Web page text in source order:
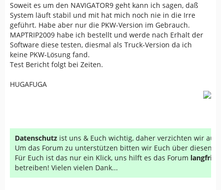
Soweit es um den NAVIGATOR9 geht kann ich sagen, daß
System läuft stabil und mit hat mich noch nie in die Irre
geführt. Habe aber nur die PKW-Version im Gebrauch.
MAPTRIP2009 habe ich bestellt und werde nach Erhalt der
Software diese testen, diesmal als Truck-Version da ich
keine PKW-Lösung fand.
Test Bericht folgt bei Zeiten.
HUGAFUGA
Datenschutz ist uns & Euch wichtig, daher verzichten wir auf
Um das Forum zu unterstützen bitten wir Euch über diesen
Für Euch ist das nur ein Klick, uns hilft es das Forum
betreiben! Vielen vielen Dank...